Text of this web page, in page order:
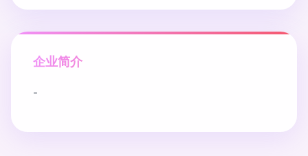
企业简介
-